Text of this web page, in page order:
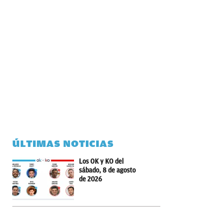
ÚLTIMAS NOTICIAS
Los OK y KO del
sábado, 8 de agosto
de 2026